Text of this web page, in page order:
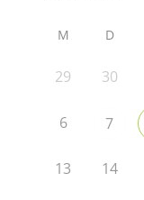
M D
29 30
6 7
13 14